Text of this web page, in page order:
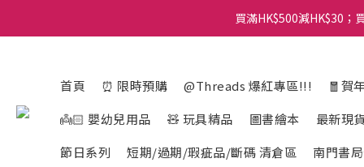
買滿HK$500減HK$30；
首頁 ⏰ 限時預購 @Threads 爆紅專區!!!
🧧賀
👼🏻 嬰幼兒用品
🧸 玩具精品 圖書繪本
最新現
節日系列
短期/過期/瑕疵品/斷碼 清倉區 南門書